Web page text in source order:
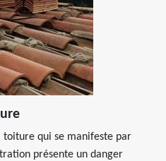
toiture qui se manifeste par
présente un danger